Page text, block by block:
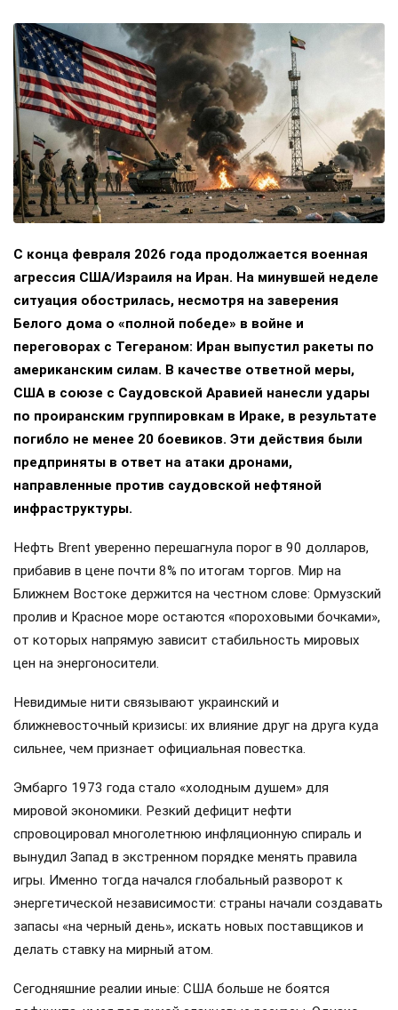
С конца февраля 2026 года продолжается военная
агрессия США/Израиля на Иран. На минувшей неделе
ситуация обострилась, несмотря на заверения
Белого дома о «полной победе» в войне и
переговорах с Тегераном: Иран выпустил ракеты по
американским силам. В качестве ответной меры,
США в союзе с Саудовской Аравией нанесли удары
по проиранским группировкам в Ираке, в результате
погибло не менее 20 боевиков. Эти действия были
предприняты в ответ на атаки дронами,
направленные против саудовской нефтяной
инфраструктуры.
Нефть Brent уверенно перешагнула порог в 90 долларов,
прибавив в цене почти 8% по итогам торгов. Мир на
Ближнем Востоке держится на честном слове: Ормузский
пролив и Красное море остаются «пороховыми бочками»,
от которых напрямую зависит стабильность мировых
цен на энергоносители.
Невидимые нити связывают украинский и
ближневосточный кризисы: их влияние друг на друга куда
сильнее, чем признает официальная повестка.
Эмбарго 1973 года стало «холодным душем» для
мировой экономики. Резкий дефицит нефти
спровоцировал многолетнюю инфляционную спираль и
вынудил Запад в экстренном порядке менять правила
игры. Именно тогда начался глобальный разворот к
энергетической независимости: страны начали создавать
запасы «на черный день», искать новых поставщиков и
делать ставку на мирный атом.
Сегодняшние реалии иные: США больше не боятся